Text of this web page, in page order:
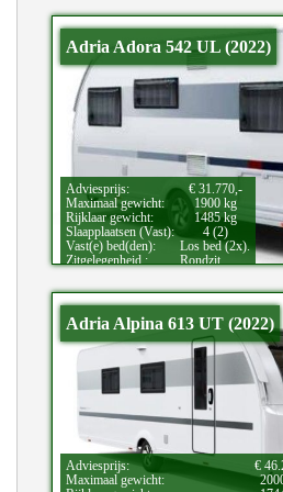
Adria Adora 542 UL (2022)
Adviesprijs:
€ 31.770,-
Maximaal gewicht:
1900 kg
Rijklaar gewicht:
1485 kg
Slaapplaatsen (Vast):
4 (2)
Vast(e) bed(den):
Los bed (2x).
Zitgelegenheid.:
Rondzit.
Adria Alpina 613 UT (2022)
Adviesprijs:
€
Maximaal gewicht: